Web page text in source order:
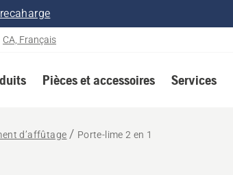
CA, Français
Pièces et accessoires Services
d’affûtage Porte-lime 2 en 1